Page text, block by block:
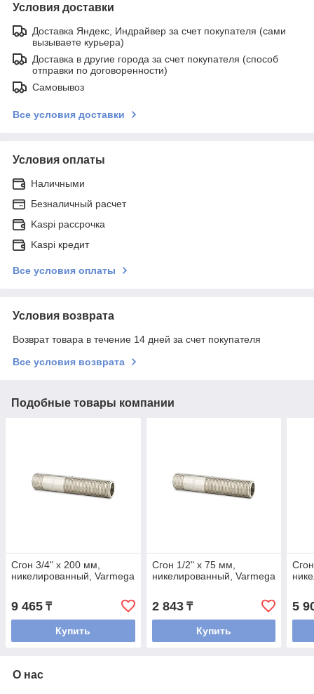
Условия доставки
Доставка Яндекс, Индрайвер за счет покупателя (сами
вызываете курьера)
Доставка в другие города за счет покупателя (способ
отправки по договоренности)
Самовывоз
Все условия доставки
Условия оплаты
Наличными
Безналичный расчет
Kaspi рассрочка
Kaspi кредит
Все условия оплаты
Условия возврата
Возврат товара в течение 14 дней за счет покупателя
Все условия возврата
Подобные товары компании
Сгон 3/4" x 200 мм,
никелированный, Varmega
9 465 ₸
Купить
Сгон 1/2" x 75 мм,
никелированный, Varmega
2 843₸
Купить
5
О нас